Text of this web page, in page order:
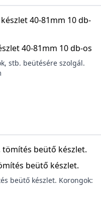
40-81mm 10 db-os
stb. beütésére szolgál.
beütő készlet.
beütő készlet. Korongok: